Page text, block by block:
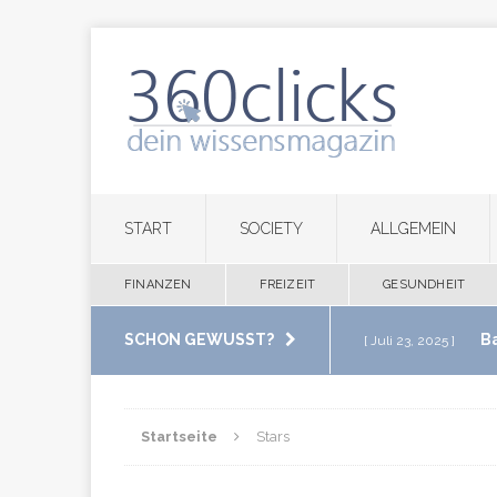
START SOCIETY ALLGEMEIN
FINANZEN FREIZEIT GESUNDHEIT
SCHON GEWUSST? [ Juli 23, 2025 ]
im eigenen
Startseite Stars